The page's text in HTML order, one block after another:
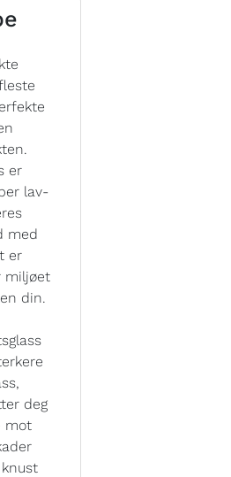
er
lav-
med
er
miljøet
din.
deg
mot